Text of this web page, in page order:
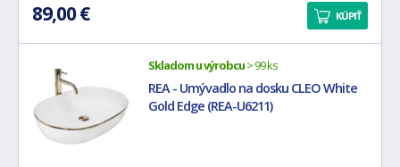
89,00 € KÚPIŤ
Skladom u výrobcu> 99 ks
REA - Umývadlo na dosku CLEO White
Gold Edge (REA-U6211)